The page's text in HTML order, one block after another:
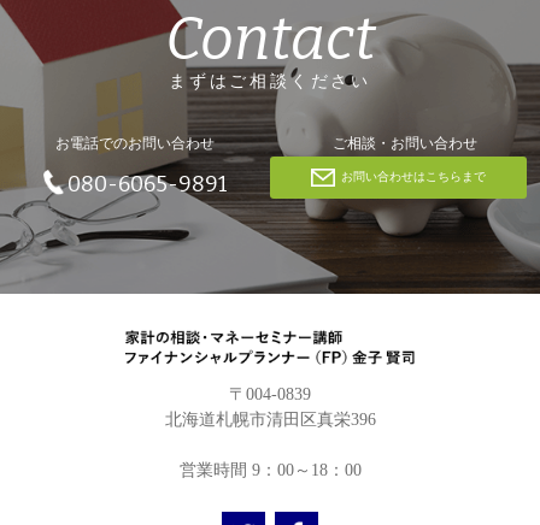
Contact
まずはご相談ください
お電話でのお問い合わせ
080-6065-9891
ご相談・お問い合わせ
お問い合わせはこちらまで
〒004-0839
北海道札幌市清田区真栄396
営業時間 9：00～18：00